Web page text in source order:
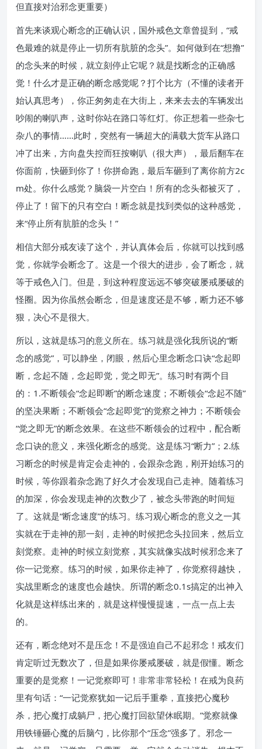
但直接对治邪念更重要）
首先来谈观心断念的正确认识，国外戒色文章曾提到，“戒
色最难的就是停止一切所有肮脏的念头”。如何做到在“想撸”
的念头来的时候，就立刻停止它呢？就是找断念的正确感
觉！什么才是正确的断念感觉呢？打个比方（不懂的读者开
始认真思考），你正匆匆走在大街上，来来去去的车辆发出
吵闹的喇叭声，这时你站在路口等红灯。你正想着一些杂七
杂八的事情……此时，突然有一辆超大的满载大货车从路口
冲了出来，方向盘失控而狂按喇叭（很大声），最后翻车在
你面前，快砸到你了！你拼命跑，最后车砸到了离你前方2c
m处。你什么感觉？脑袋一片空白！所有的念头都被灭了，
停止了！留下的只有空白！断念就是找到类似的这种感觉，
来“停止所有肮脏的念头！”
相信大部分戒友读了这个，并认真体会后，你就可以找到感
觉，你就学会断念了。这是一个很大的进步，会了断念，就
等于戒色入门。但是，到这种程度远远不够突破屡戒屡破的
怪圈。因为你虽然会断念，但是速度还是不够，断力还不够
狠，决心不是很大。
所以，这就是练习的意义所在。练习就是强化我所说的“断
念的感觉”，可以静坐，闭眼，然后心里念断念口诀“念起即
断，念起不随，念起即觉，觉之即无”。练习时有两个目
的：1.不断领会“念起即断”的断念速度；不断领会“念起不随”
的坚决果断；不断领会“念起即觉”的觉察之神力；不断领会
“觉之即无”的断念效果。在这些不断领会的过程中，配合断
念口诀的意义，来强化断念的感觉。这是练习“断力”；2.练
习断念的时候是肯定会走神的，会跟杂念跑，刚开始练习的
时候，等你跟着杂念跑了好久才会发现自己走神。随着练习
的加深，你会发现走神的次数少了，被念头带跑的时间短
了。这就是“断念速度”的练习。练习观心断念的意义之一其
实就在于走神的那一刻，走神的时候把念头拉回来，然后立
刻觉察。走神的时候立刻觉察，其实就像实战时候邪念来了
你一记觉察。练习的时候，如果你走神了，你觉察得越快，
实战里断念的速度也会越快。所谓的断念0.1s搞定的出神入
化就是这样练出来的，就是这样慢慢提速，一点一点上去
的。
还有，断念绝对不是压念！不是强迫自己不起邪念！戒友们
肯定听过无数次了，但是如果你屡戒屡破，就是假懂。断念
重要的是觉察！一记觉察即可！非常非常轻松！在戒为良药
里有句话：“一记觉察犹如一记后手重拳，直接把心魔秒
杀，把心魔打成躺尸，把心魔打回欲望休眠期。”觉察就像
用铁锤砸心魔的后脑勺，比你那个“压念”强多了。邪念一